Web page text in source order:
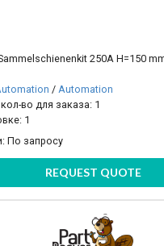
250A H=150
/Automation
во для заказа: 1
1
По запросу
REQUEST QUOTE